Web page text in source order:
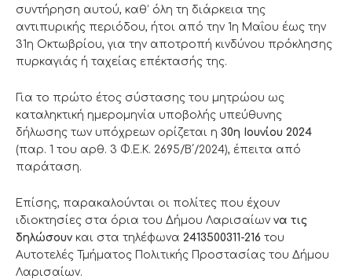
συντήρηση αυτού, καθ’ όλη τη διάρκεια της
αντιπυρικής περιόδου, ήτοι από την 1η Μαΐου έως την
31η Οκτωβρίου, για την αποτροπή κινδύνου πρόκλησης
πυρκαγιάς ή ταχείας επέκτασής της.
Για το πρώτο έτος σύστασης του μητρώου ως
καταληκτική ημερομηνία υποβολής υπεύθυνης
δήλωσης των υπόχρεων ορίζεται η 30η Ιουνίου 2024
(παρ. 1 του αρθ. 3 Φ.Ε.Κ. 2695/Β΄/2024), έπειτα από
παράταση.
Επίσης, παρακαλούνται οι πολίτες που έχουν
ιδιοκτησίες στα όρια του Δήμου Λαρισαίων να τις
δηλώσουν και στα τηλέφωνα 2413500311-216 του
Αυτοτελές Τμήματος Πολιτικής Προστασίας του Δήμου
Λαρισαίων.